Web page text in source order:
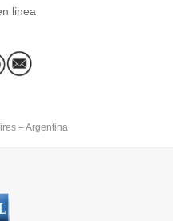
linea
– Argentina